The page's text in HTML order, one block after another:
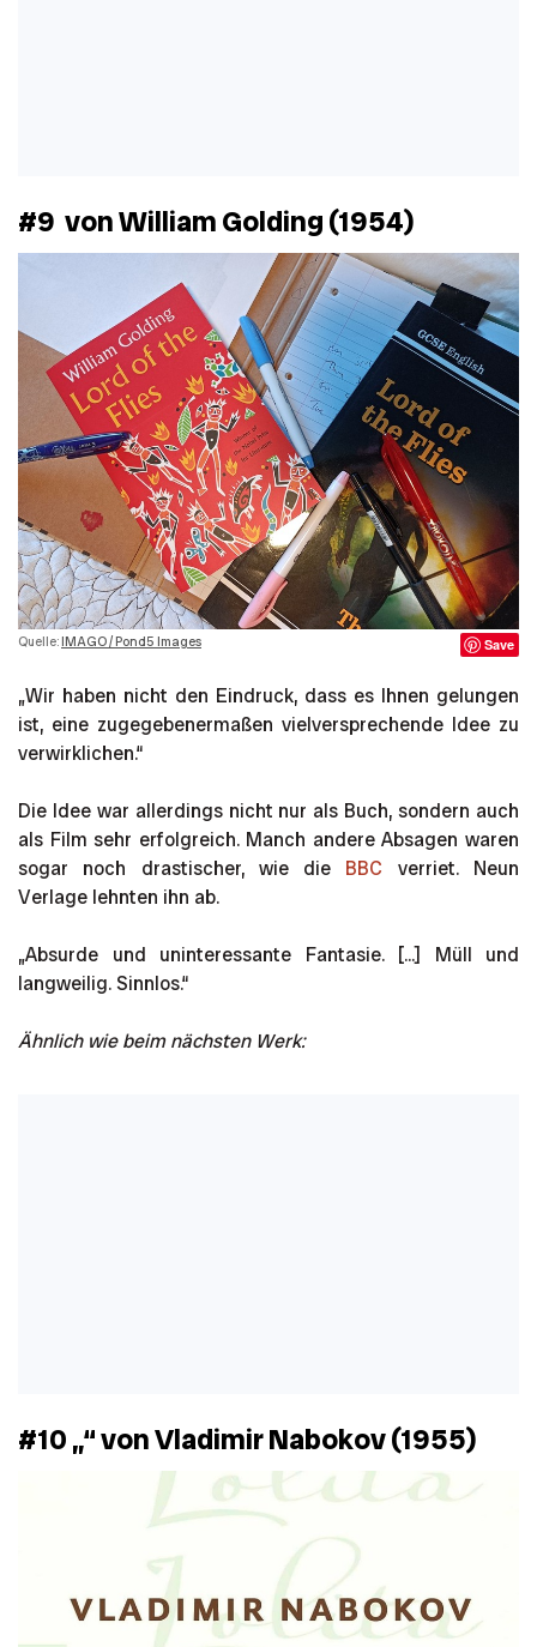
#9 von William Golding (1954)
Quelle:IMAGO / Pond5 Images Save
„Wir haben nicht den Eindruck, dass es Ihnen gelungen
ist, eine zugegebenermaßen vielversprechende Idee zu
verwirklichen.“
Die Idee war allerdings nicht nur als Buch, sondern auch
als Film sehr erfolgreich. Manch andere Absagen waren
sogar noch drastischer, wie die BBC verriet. Neun
Verlage lehnten ihn ab.
„Absurde und uninteressante Fantasie. [...] Müll und
langweilig. Sinnlos.“
Ähnlich wie beim nächsten Werk:
#10 „“ von Vladimir Nabokov (1955)